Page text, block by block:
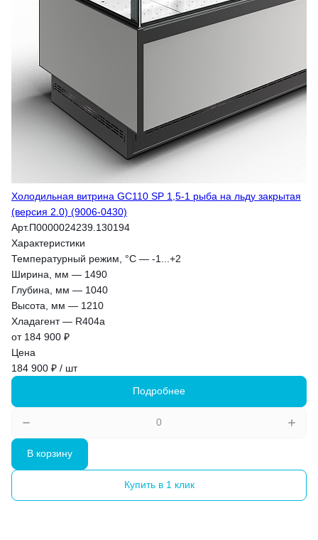
Холодильная витрина GC110 SP 1,5-1 рыба на льду закрытая
(версия 2.0) (9006-0430)
Арт.П0000024239.130194
Характеристики
Температурный режим, °С — -1...+2
Ширина, мм — 1490
Глубина, мм — 1040
Высота, мм — 1210
Хладагент— R404a
от 184 900 ₽
Цена
184 900 ₽ / шт
Подробнее
В корзину
Купить в 1 клик